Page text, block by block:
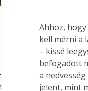
Ahhoz,
kell mérni a
– kissé
befogadott
a
jelent, mint